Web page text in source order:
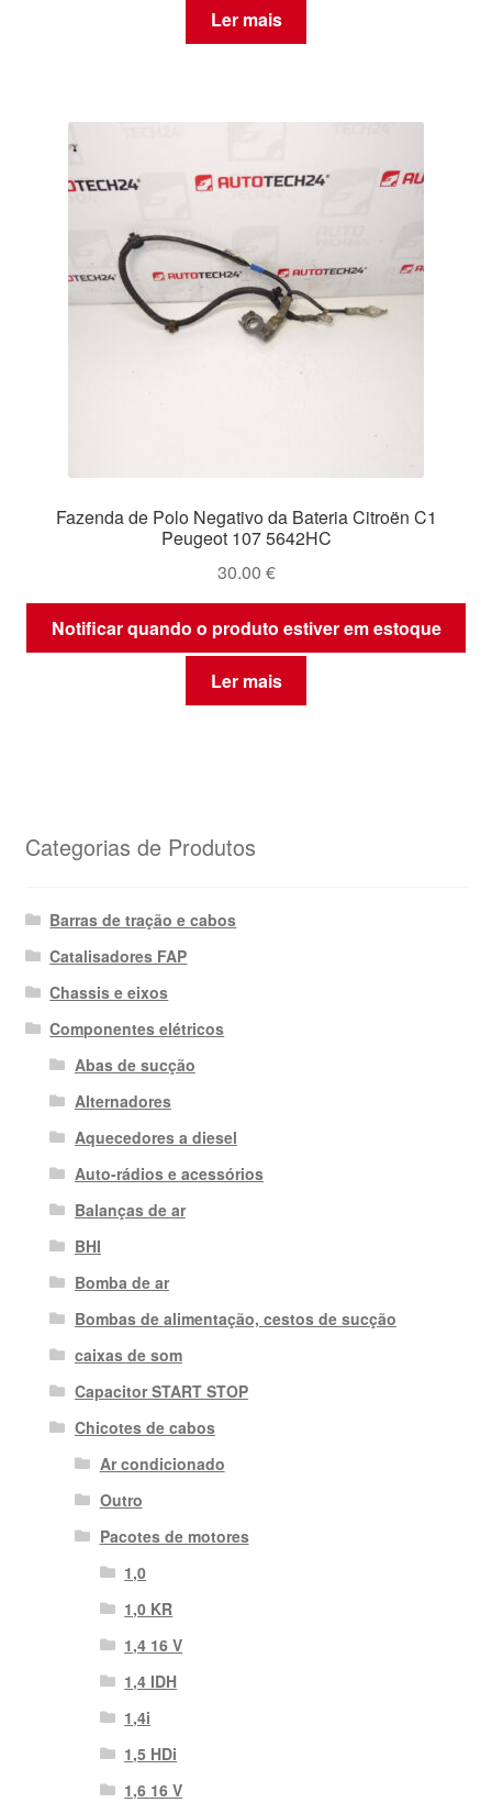
Ler mais
Fazenda de Polo Negativo da Bateria Citroën C1
Peugeot 107 5642HC
30.00 €
Notificar quando o produto estiver em estoque
Ler mais
Categorias de Produtos
Barras de tração e cabos
Catalisadores FAP
Chassis e eixos
Componentes elétricos
Abas de sucção
Alternadores
Aquecedores a diesel
Auto-rádios e acessórios
Balanças de ar
BHI
Bomba de ar
Bombas de alimentação, cestos de sucção
caixas de som
Capacitor START STOP
Chicotes de cabos
Ar condicionado
Outro
Pacotes de motores
1,0
1,0 KR
1,4 16 V
1,4 IDH
1,4i
1,5 HDi
1,6 16 V